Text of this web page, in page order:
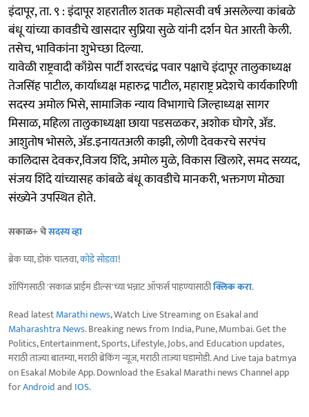
इंदापूर, ता. ९ : इंदापूर शहरातील शतक महोत्सवी वर्ष असलेल्या कांबळे
बंधू यांच्या कावडीचे खासदार सुप्रिया सुळे यांनी दर्शन घेत आरती केली.
तसेच, भाविकांना शुभेच्छा दिल्या.
यावेळी राष्ट्रवादी काँग्रेस पार्टी शरदचंद्र पवार पक्षाचे इंदापूर तालुकाध्यक्ष
तेजसिंह पाटील, कार्याध्यक्ष महारुद्र पाटील, महाराष्ट्र प्रदेशचे कार्यकारिणी
सदस्य अमोल भिसे, सामाजिक न्याय विभागाचे जिल्हाध्यक्ष सागर
मिसाळ, महिला तालुकाध्यक्षा छाया पडसळकर, अशोक घोगरे, ॲड.
आशुतोष भोसले, ॲड.इनायतअली काझी, लोणी देवकरचे सरपंच
कालिदास देवकर,विजय शिंदे, अमोल मुळे, विकास खिलारे, समद सय्यद,
संजय शिंदे यांच्यासह कांबळे बंधू कावडीचे मानकरी, भक्तगण मोठ्या
संख्येने उपस्थित होते.
सकाळ+ चेसदस्य व्हा
ब्रेक घ्या, डोकं चालवा,कोडे सोडवा!
शॉपिंगसाठी 'सकाळ प्राईम डील्स'च्या भन्नाट ऑफर्स पाहण्यासाठीक्लिक करा.
Read latestMarathi news, Watch Live Streaming on Esakal and
Maharashtra News. Breaking news from India, Pune, Mumbai. Get the
Politics, Entertainment, Sports, Lifestyle, Jobs, and Education updates,
मराठी ताज्या बातम्या, मराठी ब्रेकिंग न्यूज, मराठी ताज्या घडामोडी. And Live taja batmya
on Esakal Mobile App. Download the Esakal Marathi news Channel app
forAndroidand IOS.